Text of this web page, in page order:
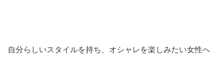
自分らしいスタイルを持ち、オシャレを楽しみたい女性へ